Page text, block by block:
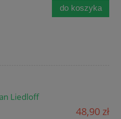
do koszyka
Liedloff
48,90 zł